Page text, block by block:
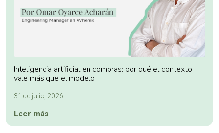
Inteligencia artificial en compras: por qué el contexto
vale más que el modelo
31 de julio, 2026
Leer más